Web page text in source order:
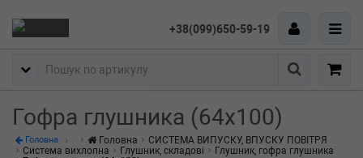
+38(099)650-59-19
Пошук
Гофра глушника (64x100)
Головна Головна
СИСТЕМА ВИПУСКУ, ВПУСКУ ПОВІТРЯ
Система вихлопна
Глушник, складові
Глушник, гофра глушника